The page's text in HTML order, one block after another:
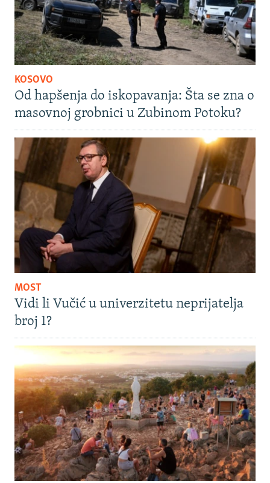
KOSOVO
Od hapšenja do iskopavanja: Šta se zna o
masovnoj grobnici u Zubinom Potoku?
MOST
Vidi li Vučić u univerzitetu neprijatelja
broj 1?